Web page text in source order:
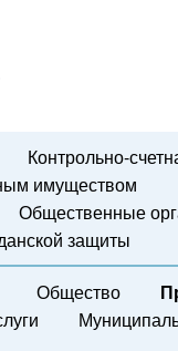
Контрольно-
имуществом
Общественные
защиты
Общество